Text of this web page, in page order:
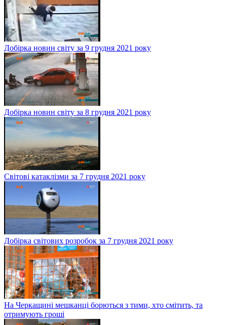
Добірка новин світу за 9 грудня 2021 року
Добірка новин світу за 8 грудня 2021 року
Світові катаклізми за 7 грудня 2021 року
Добірка світових розробок за 7 грудня 2021 року
На Черкащині мешканці борються з тими, хто смітить, та
отримують гроші